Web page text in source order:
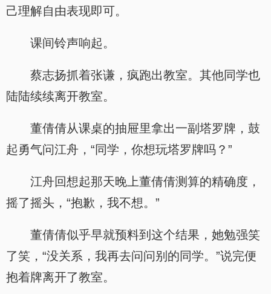
己理解自由表现即可。
课间铃声响起。
蔡志扬抓着张谦，疯跑出教室。其他同学也
陆陆续续离开教室。
董倩倩从课桌的抽屉里拿出一副塔罗牌，鼓
起勇气问江舟，“同学，你想玩塔罗牌吗？”
江舟回想起那天晚上董倩倩测算的精确度，
摇了摇头，“抱歉，我不想。”
董倩倩似乎早就预料到这个结果，她勉强笑
了笑，“没关系，我再去问问别的同学。”说完便
抱着牌离开了教室。